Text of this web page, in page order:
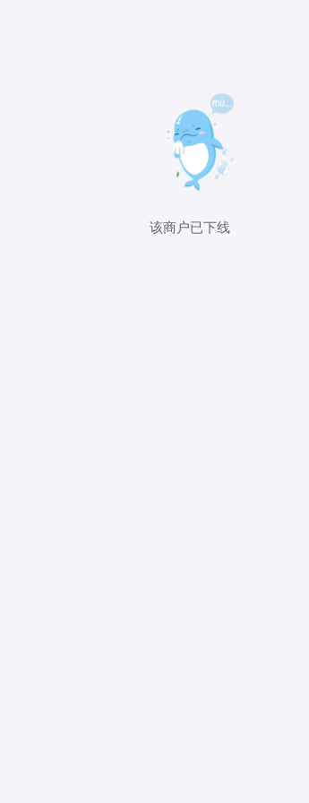
该商户已下线